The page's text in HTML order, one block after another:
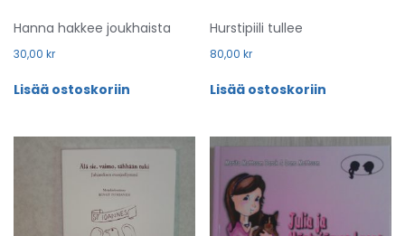
Hanna hakkee joukhaista
30,00 kr
Lisää ostoskoriin
Hurstipiili tullee
80,00kr
Lisää ostoskoriin